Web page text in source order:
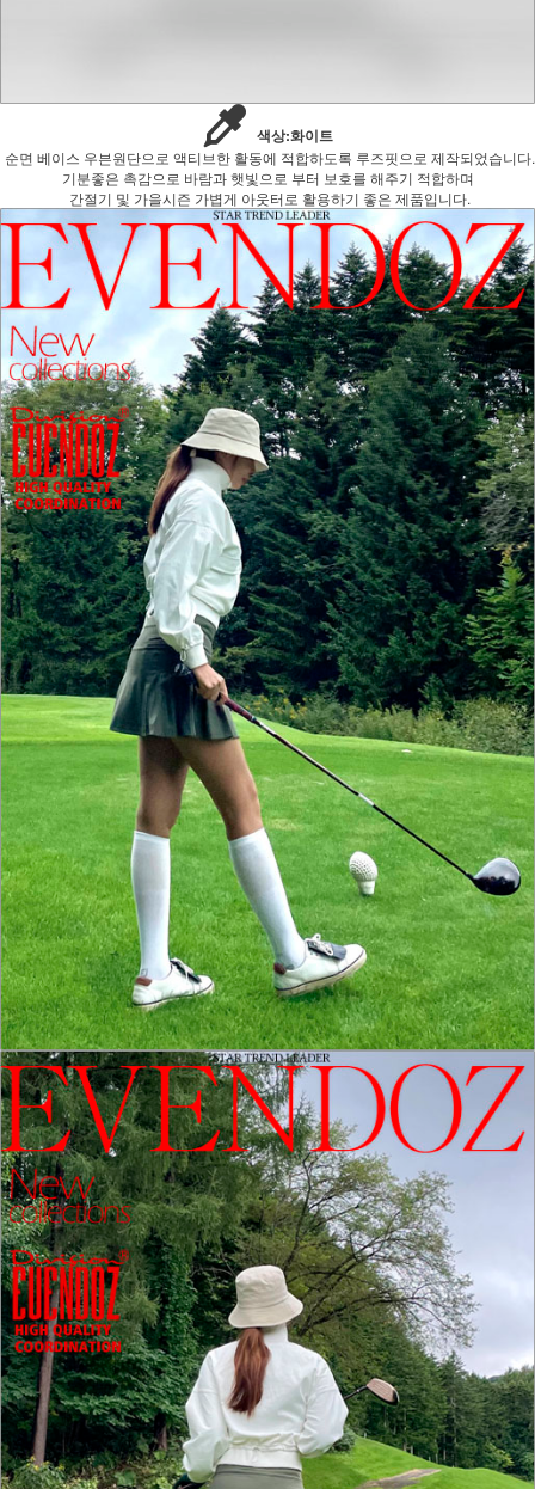
순면 베이스 우븐원단으로 액티브한 활동에 적합하도록 루즈핏으로 제작되었습니다.
기분좋은 촉감으로 바람과 햇빛으로 부터 보호를 해주기 적합하며
간절기 및 가을시즌 가볍게 아웃터로 활용하기 좋은 제품입니다.